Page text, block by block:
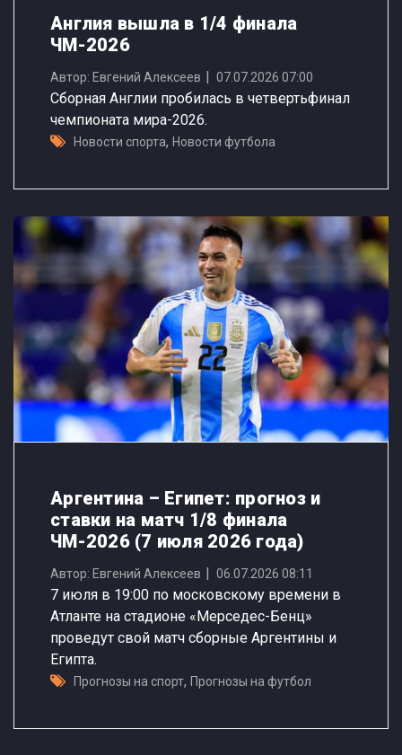
Англия вышла в 1/4 финала
ЧМ-2026
Автор: Евгений Алексеев 07.07.2026 07:00
Сборная Англии пробилась в четвертьфинал
чемпионата мира-2026.
Новости спорта, Новости футбола
Аргентина – Египет: прогноз и
ставки на матч 1/8 финала
ЧМ-2026 (7 июля 2026 года)
Автор: Евгений Алексеев 06.07.2026 08:11
7 июля в 19:00 по московскому времени в
Атланте на стадионе «Мерседес-Бенц»
проведут свой матч сборные Аргентины и
Египта.
Прогнозы на спорт, Прогнозы на футбол